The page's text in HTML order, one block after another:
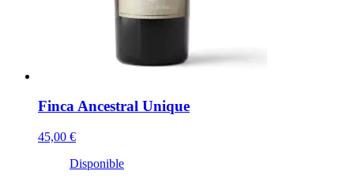
Finca Ancestral Unique
45,00 €
Disponible